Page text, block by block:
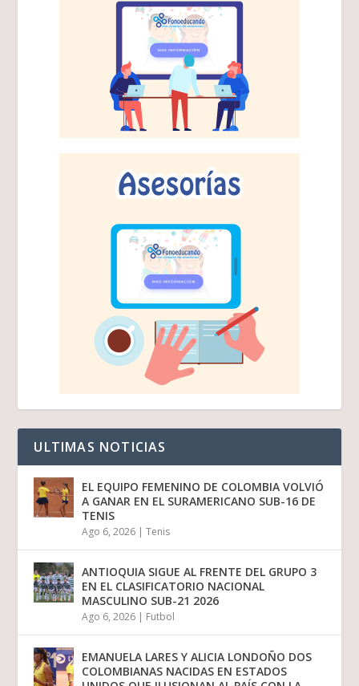
ULTIMAS NOTICIAS
EL EQUIPO FEMENINO DE COLOMBIA VOLVIÓ
A GANAR EN EL SURAMERICANO SUB-16 DE
TENIS
Ago 6, 2026 |Tenis
ANTIOQUIA SIGUE AL FRENTE DEL GRUPO 3
EN EL CLASIFICATORIO NACIONAL
MASCULINO SUB-21 2026
Ago 6, 2026 | Futbol
EMANUELA LARES Y ALICIA LONDOÑO DOS
COLOMBIANAS NACIDAS EN ESTADOS